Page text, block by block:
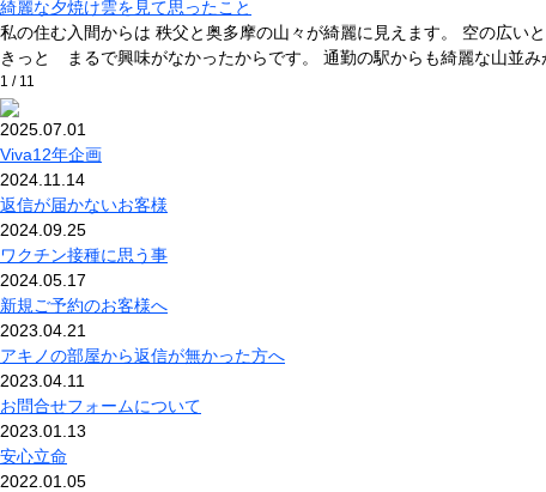
綺麗な夕焼け雲を見て思ったこと
私の住む入間からは 秩父と奥多摩の山々が綺麗に見えます。 空の広
きっと まるで興味がなかったからです。 通勤の駅からも綺麗な山並
1 / 11
2025.07.01
Viva12年企画
2024.11.14
返信が届かないお客様
2024.09.25
ワクチン接種に思う事
2024.05.17
新規ご予約のお客様へ
2023.04.21
アキノの部屋から返信が無かった方へ
2023.04.11
お問合せフォームについて
2023.01.13
安心立命
2022.01.05